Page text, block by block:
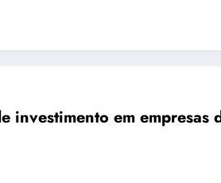
investimento em empresas